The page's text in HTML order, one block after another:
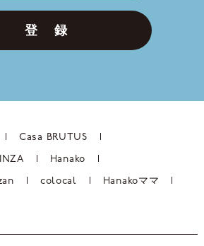
登 録
Casa BRUTUS
Hanako
colocal Hanakoママ